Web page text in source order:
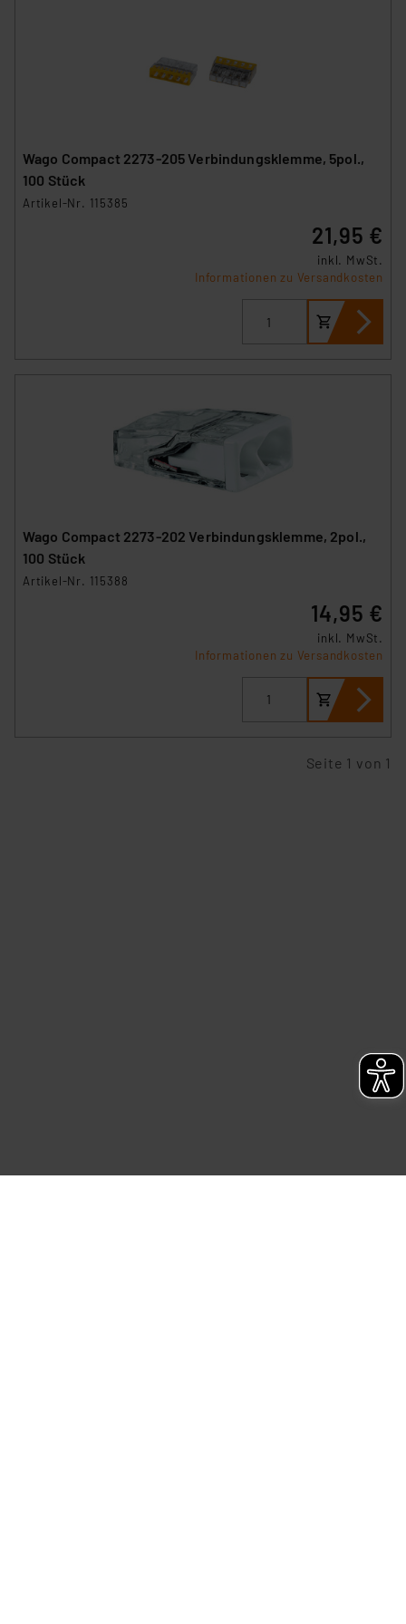
Beurteilung der mit der Datenübermittlung,
insbesondere der Art der übermittelten Daten,
Impressum|Datenschutzerklärung
Wago Compact 2273-205 Verbindungsklemme, 5pol.,
100 Stück
Artikel-Nr. 115385
21,95 €
inkl. MwSt.
Informationen zu Versandkosten
Wago Compact 2273-202 Verbindungsklemme, 2pol.,
100 Stück
Artikel-Nr. 115388
14,95 €
inkl. MwSt.
Informationen zu Versandkosten
Seite 1 von 1